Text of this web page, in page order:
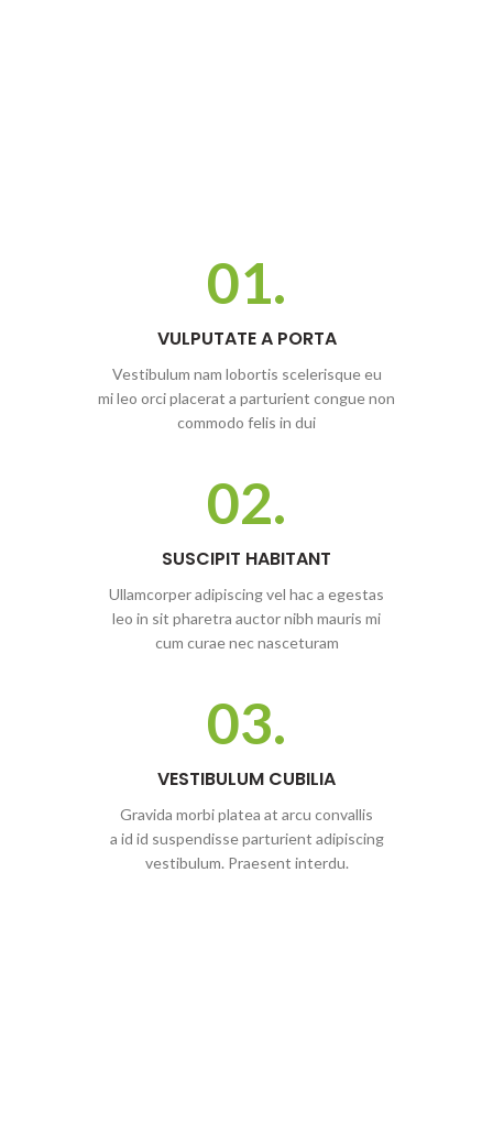
01.
VULPUTATE A PORTA
Vestibulum nam lobortis scelerisque eu
mi leo orci placerat a parturient congue non
commodo felis in dui
02.
SUSCIPIT HABITANT
Ullamcorper adipiscing vel hac a egestas
leo in sit pharetra auctor nibh mauris mi
cum curae nec nasceturam
03.
VESTIBULUM CUBILIA
Gravida morbi platea at arcu convallis
a id id suspendisse parturient adipiscing
vestibulum. Praesent interdu.